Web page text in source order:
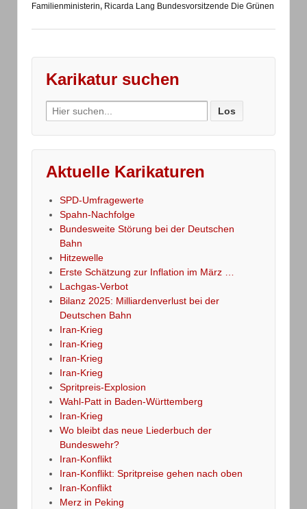
Familienministerin, Ricarda Lang Bundesvorsitzende Die Grünen
Karikatur suchen
Search
for:
Aktuelle Karikaturen
SPD-Umfragewerte
Spahn-Nachfolge
Bundesweite Störung bei der Deutschen
Bahn
Hitzewelle
Erste Schätzung zur Inflation im März …
Lachgas-Verbot
Bilanz 2025: Milliardenverlust bei der
Deutschen Bahn
Iran-Krieg
Iran-Krieg
Iran-Krieg
Iran-Krieg
Spritpreis-Explosion
Wahl-Patt in Baden-Württemberg
Iran-Krieg
Wo bleibt das neue Liederbuch der
Bundeswehr?
Iran-Konflikt
Iran-Konflikt: Spritpreise gehen nach oben
Iran-Konflikt
Merz in Peking